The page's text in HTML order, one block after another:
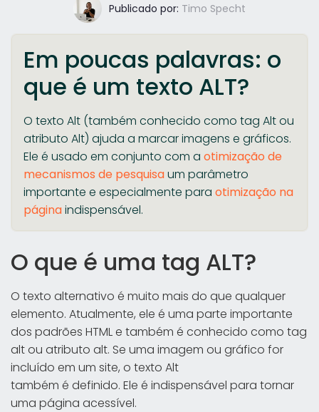
Publicado por: Timo Specht
Em poucas palavras: o
que é um texto ALT?
O texto Alt (também conhecido como tag Alt ou
atributo Alt) ajuda a marcar imagens e gráficos.
Ele é usado em conjunto com a otimização de
mecanismos de pesquisaum parâmetro
importante e especialmente para otimização na
páginaindispensável.
O que é uma tag ALT?
O texto alternativo é muito mais do que qualquer
elemento. Atualmente, ele é uma parte importante
dos padrões HTML e também é conhecido como tag
alt ou atributo alt. Se uma imagem ou gráfico for
incluído em um site, o texto Alt
também é definido. Ele é indispensável para tornar
uma página acessível.